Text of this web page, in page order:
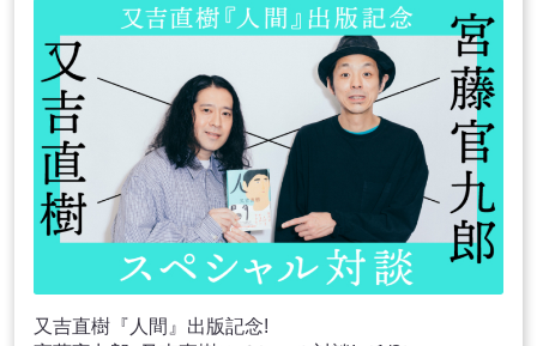
又吉直樹『人間』出版記念!